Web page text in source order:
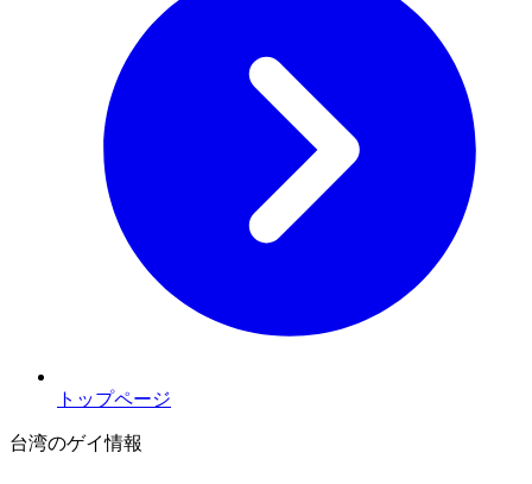
トップページ
台湾のゲイ情報